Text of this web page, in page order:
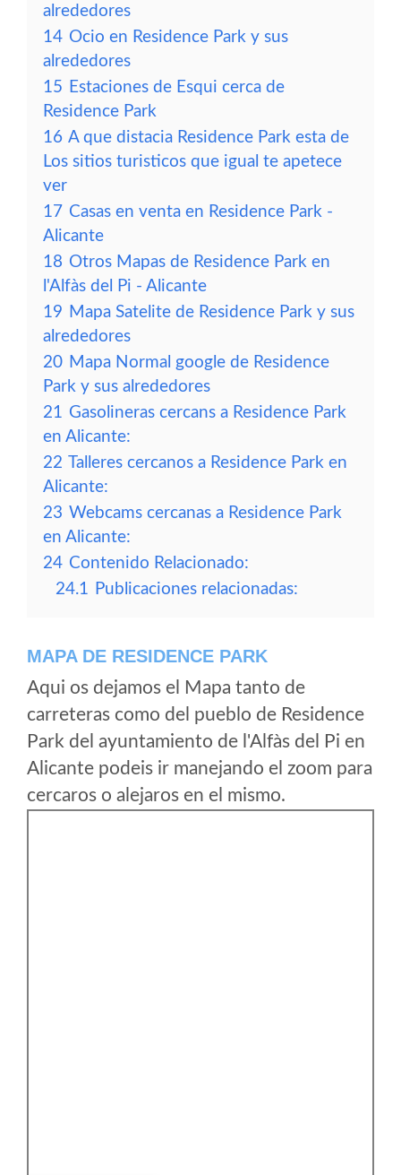
alrededores
14 Ocio en Residence Park y sus
alrededores
15 Estaciones de Esqui cerca de
Residence Park
16 A que distacia Residence Park esta de
Los sitios turisticos que igual te apetece
ver
17 Casas en venta en Residence Park -
Alicante
18 Otros Mapas de Residence Park en
l'Alfàs del Pi - Alicante
19 Mapa Satelite de Residence Park y sus
alrededores
20 Mapa Normal google de Residence
Park y sus alrededores
21 Gasolineras cercans a Residence Park
en Alicante:
22 Talleres cercanos a Residence Park en
Alicante:
23 Webcams cercanas a Residence Park
en Alicante:
24 Contenido Relacionado:
24.1 Publicaciones relacionadas:
MAPA DE RESIDENCE PARK
Aqui os dejamos el Mapa tanto de
carreteras como del pueblo de Residence
Park del ayuntamiento de l'Alfàs del Pi en
Alicante podeis ir manejando el zoom para
cercaros o alejaros en el mismo.